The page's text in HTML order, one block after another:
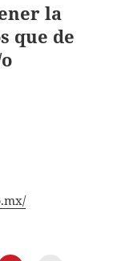
la
que de